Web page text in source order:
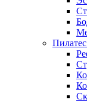
Пилатес